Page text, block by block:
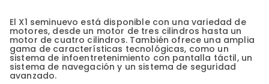
El X1 seminuevo está disponible con una variedad de
motores, desde un motor de tres cilindros hasta un
motor de cuatro cilindros. También ofrece una amplia
gama de características tecnológicas, como un
sistema de infoentretenimiento con pantalla táctil, un
sistema de navegación y un sistema de seguridad
avanzado.